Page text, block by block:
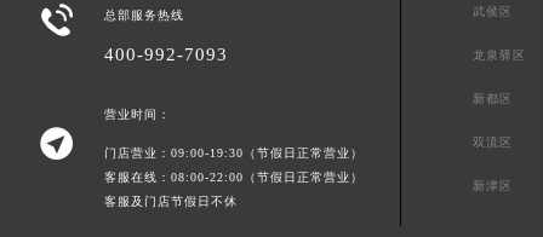
 总部服务热线
400-992-7093

营业时间：
门店营业：09:00-19:30（节假日正常营业）
客服在线：08:00-22:00（节假日正常营业）
客服及门店节假日不休
武侯区
龙泉驿区
新都区
双流区
新津区